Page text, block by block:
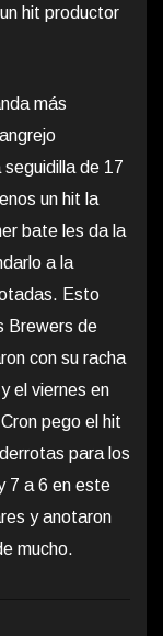
hit productor
más
seguidilla de 17
un hit la
bate les da la
a la
Esto
Brewers de
con su racha
el viernes en
pego el hit
para los
7 a 6 en este
y anotaron
mucho.